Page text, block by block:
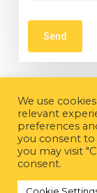
We use
relevant
preferences
you consent to
you may visit
consent.